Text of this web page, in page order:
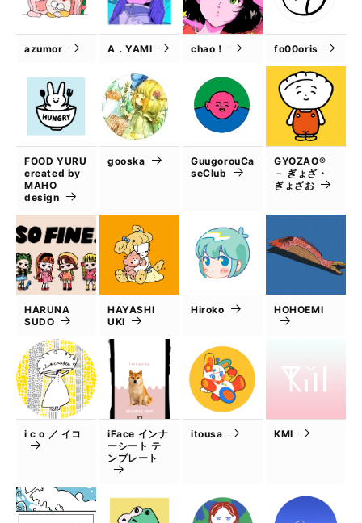
azumor A．YAMI chao！ fo00oris
FOOD YURU
created by
MAHO
design
gooska
GuugorouCa
seClub
GYOZAO®
－ ぎょざ・
ぎょざお
HARUNA
SUDO
HAYASHI
UKI
Hiroko HOHOEMI
i c o ／ イコ
iFace インナ
ーシート テ
ンプレート
itousa KMI